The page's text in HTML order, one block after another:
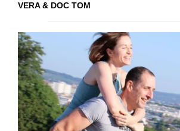
VERA & DOC TOM